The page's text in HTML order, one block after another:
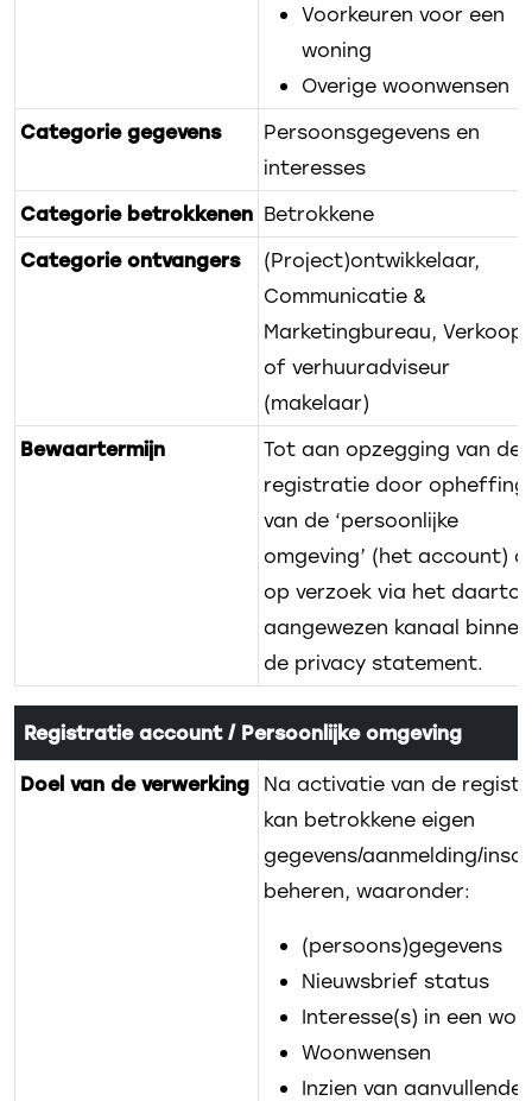
Voorkeuren voor een
woning
Overige woonwensen
Categorie gegevens
Persoonsgegevens en
interesses
Categorie betrokkenen Betrokkene
Categorie ontvangers
(Project)ontwikkelaar,
Communicatie &
Marketingbureau, Verkoop-
of verhuuradviseur
(makelaar)
Bewaartermijn
Tot aan opzegging van de
registratie door opheffing
van de ‘persoonlijke
omgeving’ (het account)
op verzoek via het daartoe
aangewezen kanaal binnen
de privacy statement.
Registratie account / Persoonlijke omgeving
Doel van de verwerking
Na activatie van de
kan betrokkene eigen
gegevens/aanmelding/
beheren, waaronder:
(persoons)gegevens
Nieuwsbrief status
Interesse(s) in een
Woonwensen
Inzien van aanvullende